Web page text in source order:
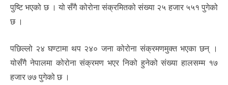
पुष्टि भएको छ । यो सँगै कोरोना संक्रमितको संख्या २५ हजार ५५१ पुगेको
छ ।
पछिल्लो २४ घण्टामा थप २४० जना कोरोना संक्रमणमुक्त भएका छन् ।
योसँगै नेपालमा कोरोना संक्रमण भएर निको हुनेको संख्या हालसम्म १७
हजार ७७ पुगेको छ ।